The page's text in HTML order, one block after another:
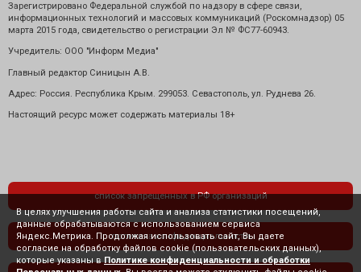
Зарегистрировано Федеральной службой по надзору в сфере связи,
информационных технологий и массовых коммуникаций (Роскомнадзор) 05
марта 2015 года, свидетельство о регистрации Эл № ФС77-60943.
Учредитель: ООО "Информ Медиа"
Главный редактор Синицын А.В.
Адрес: Россия. Республика Крым. 299053. Севастополь, ул. Руднева 26.
Настоящий ресурс может содержать материалы 18+
список запрещенных в РФ организаций
политика конфиденциальности
В целях улучшения работы сайта и анализа статистики посещений,
данные обрабатываются с использованием сервиса
Яндекс.Метрика. Продолжая использовать сайт, Вы даете
согласие на обработку файлов cookie (пользовательских данных),
которые указаны в Политике конфиденциальности и обработки